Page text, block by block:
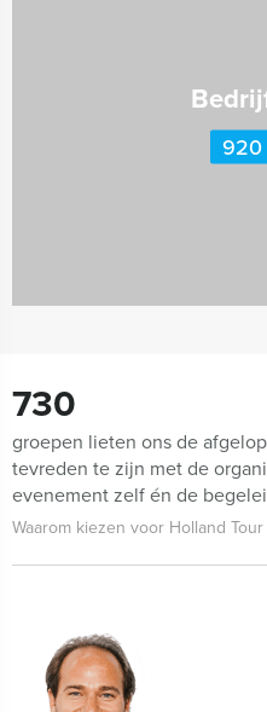
920
730
groepen lieten ons de
tevreden te zijn met de
evenement zelf én de
Waarom kiezen voor Holland